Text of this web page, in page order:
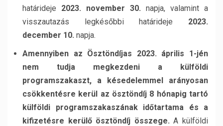
határideje 2023. november 30. napja, valamint a
visszautazás legkésőbbi határideje 2023.
december 10. napja.
Amennyiben az Ösztöndíjas 2023. április 1-jén
nem tudja megkezdeni a külföldi
programszakaszt, a késedelemmel arányosan
csökkentésre kerül az ösztöndíj 8 hónapig tartó
külföldi programszakaszának időtartama és a
kifizetésre kerülő ösztöndíj összege. A külföldi